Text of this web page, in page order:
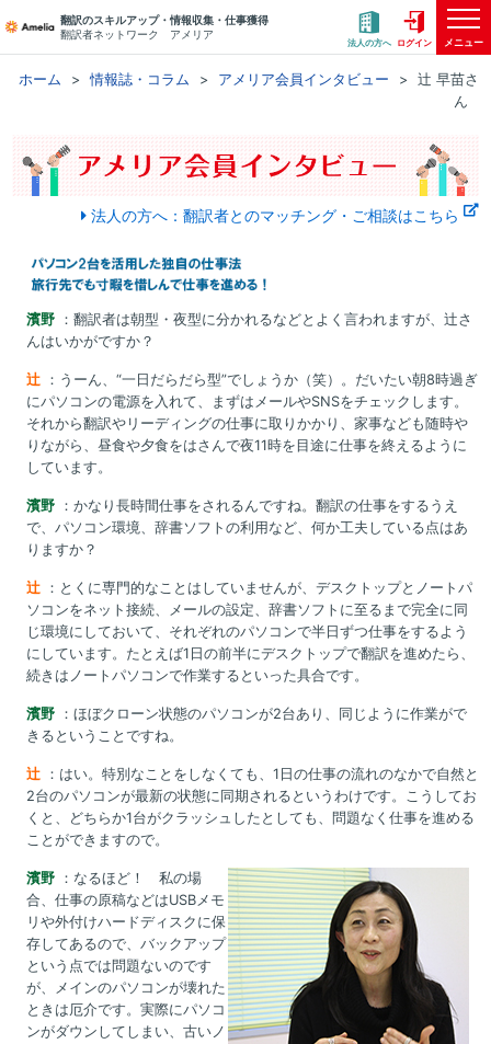
翻訳のスキルアップ・情報収集・仕事獲得
翻訳者ネットワーク アメリア
法人の方へ ログイン メニュー
ホーム 情報誌・コラム アメリア会員インタビュー
辻 早苗さ
ん
法人の方へ：翻訳者とのマッチング・ご相談はこちら
濱野：翻訳者は朝型・夜型に分かれるなどとよく言われますが、辻さ
んはいかがですか？
辻：うーん、“一日だらだら型”でしょうか（笑）。だいたい朝8時過ぎ
にパソコンの電源を入れて、まずはメールやSNSをチェックします。
それから翻訳やリーディングの仕事に取りかかり、家事なども随時や
りながら、昼食や夕食をはさんで夜11時を目途に仕事を終えるように
しています。
濱野：かなり長時間仕事をされるんですね。翻訳の仕事をするうえ
で、パソコン環境、辞書ソフトの利用など、何か工夫している点はあ
りますか？
辻：とくに専門的なことはしていませんが、デスクトップとノートパ
ソコンをネット接続、メールの設定、辞書ソフトに至るまで完全に同
じ環境にしておいて、それぞれのパソコンで半日ずつ仕事をするよう
にしています。たとえば1日の前半にデスクトップで翻訳を進めたら、
続きはノートパソコンで作業するといった具合です。
濱野：ほぼクローン状態のパソコンが2台あり、同じように作業がで
きるということですね。
辻：はい。特別なことをしなくても、1日の仕事の流れのなかで自然と
2台のパソコンが最新の状態に同期されるというわけです。こうしてお
くと、どちらか1台がクラッシュしたとしても、問題なく仕事を進める
ことができますので。
濱野：なるほど！ 私の場
合、仕事の原稿などはUSBメモ
リや外付けハードディスクに保
存してあるので、バックアップ
という点では問題ないのです
が、メインのパソコンが壊れた
ときは厄介です。実際にパソコ
ンがダウンしてしまい、古いノ